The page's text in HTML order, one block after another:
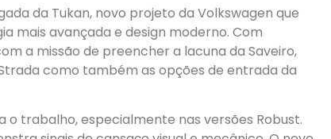
da Tukan, novo projeto da Volkswagen que
mais avançada e design moderno. Com
a missão de preencher a lacuna da Saveiro,
como também as opções de entrada da
trabalho, especialmente nas versões Robust.